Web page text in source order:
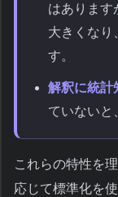
はあります
大きくなり
す。
解釈に統計
ていないと
これらの特性を
応じて標準化を